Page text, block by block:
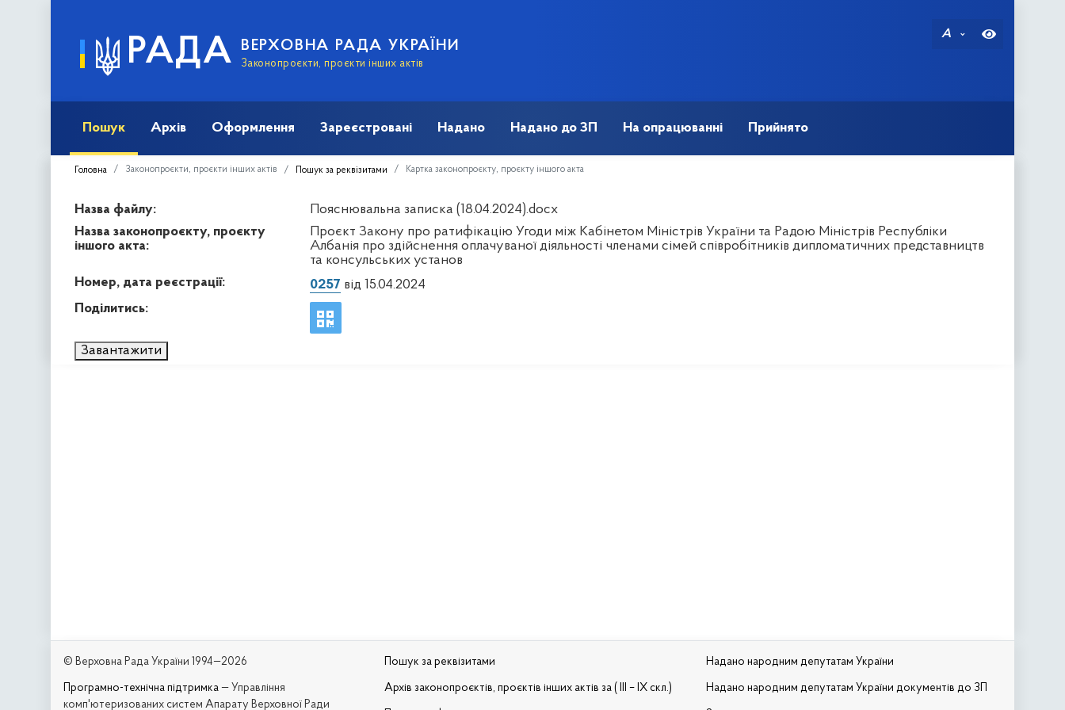
РАДА ВЕРХОВНА РАДА УКРАЇНИ
Законопроєкти, проєкти інших актів
A
Пошук Архів Оформлення Зареєстровані Надано Надано до ЗП На опрацюванні Прийнято
Головна Законопроєкти, проєкти інших актів Пошук за реквізитами Картка законопроєкту, проєкту іншого акта
Назва файлу:
Пояснювальна записка (18.04.2024).docx
Назва законопроєкту, проєкту
іншого акта:
Проєкт Закону про ратифікацію Угоди між Кабінетом Міністрів України та Радою Міністрів Республіки
Албанія про здійснення оплачуваної діяльності членами сімей співробітників дипломатичних представництв
та консульських установ
Номер, дата реєстрації:
0257 від 15.04.2024
Поділитись:
Завантажити
© Верховна Рада України 1994—2026
Програмно-технічна підтримка — Управління
комп'ютеризованих систем Апарату Верховної Ради
Пошук за реквізитами
Архів законопроєктів, проєктів інших актів за ( III – IX скл.)
Надано народним депутатам України
Надано народним депутатам України документів до ЗП